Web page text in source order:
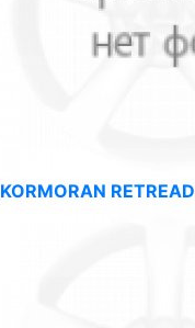
KORMORAN RETREAD